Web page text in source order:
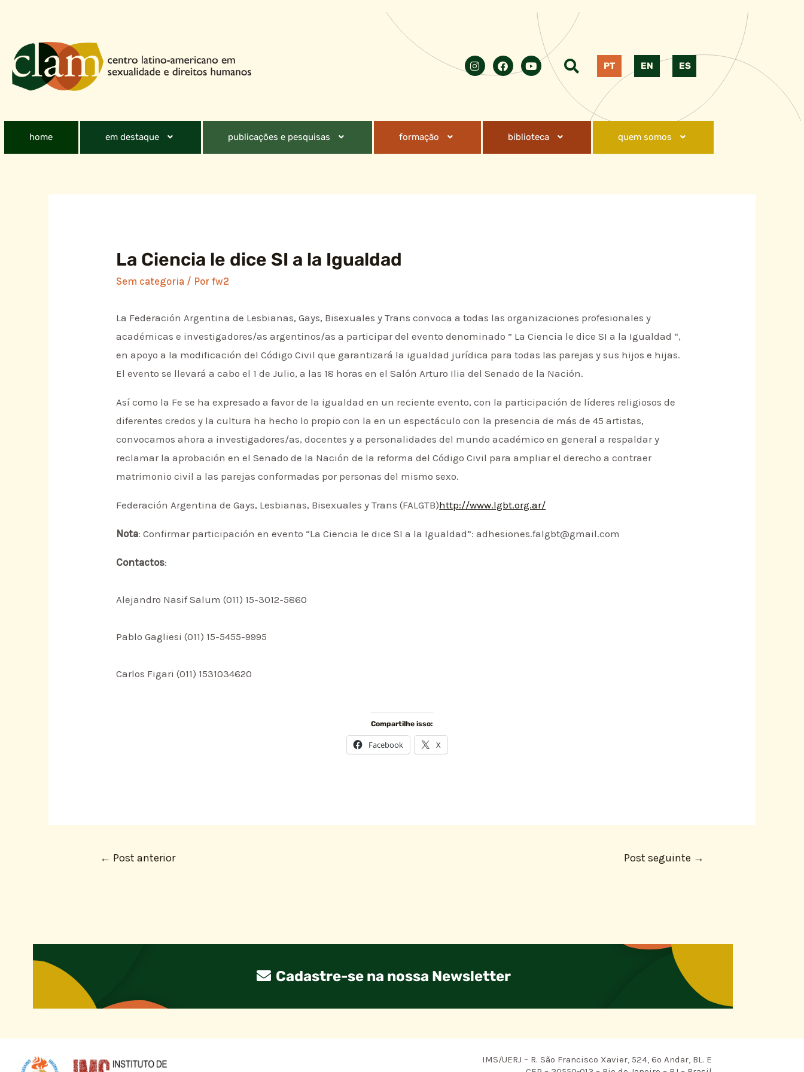
PT EN ES
home em destaque publicações e pesquisas formação biblioteca quem somos
La Ciencia le dice SI a la Igualdad
Sem categoria / Porfw2
La Federación Argentina de Lesbianas, Gays, Bisexuales y Trans convoca a todas las organizaciones profesionales y
académicas e investigadores/as argentinos/as a participar del evento denominado ” La Ciencia le dice SI a la Igualdad “,
en apoyo a la modificación del Código Civil que garantizará la igualdad jurídica para todas las parejas y sus hijos e hijas.
El evento se llevará a cabo el 1 de Julio, a las 18 horas en el Salón Arturo Ilia del Senado de la Nación.
Así como la Fe se ha expresado a favor de la igualdad en un reciente evento, con la participación de líderes religiosos de
diferentes credos y la cultura ha hecho lo propio con la en un espectáculo con la presencia de más de 45 artistas,
convocamos ahora a investigadores/as, docentes y a personalidades del mundo académico en general a respaldar y
reclamar la aprobación en el Senado de la Nación de la reforma del Código Civil para ampliar el derecho a contraer
matrimonio civil a las parejas conformadas por personas del mismo sexo.
Federación Argentina de Gays, Lesbianas, Bisexuales y Trans (FALGTB)http://www.lgbt.org.ar/
Nota: Confirmar participación en evento “La Ciencia le dice SI a la Igualdad”: adhesiones.falgbt@gmail.com
Contactos:
Alejandro Nasif Salum (011) 15-3012-5860
Pablo Gagliesi (011) 15-5455-9995
Carlos Figari (011) 1531034620
Compartilhe isso:
Facebook X
← Post anterior Post seguinte →
Cadastre-se na nossa Newsletter
IMS/UERJ – R. São Francisco Xavier, 524, 6º Andar, BL. E